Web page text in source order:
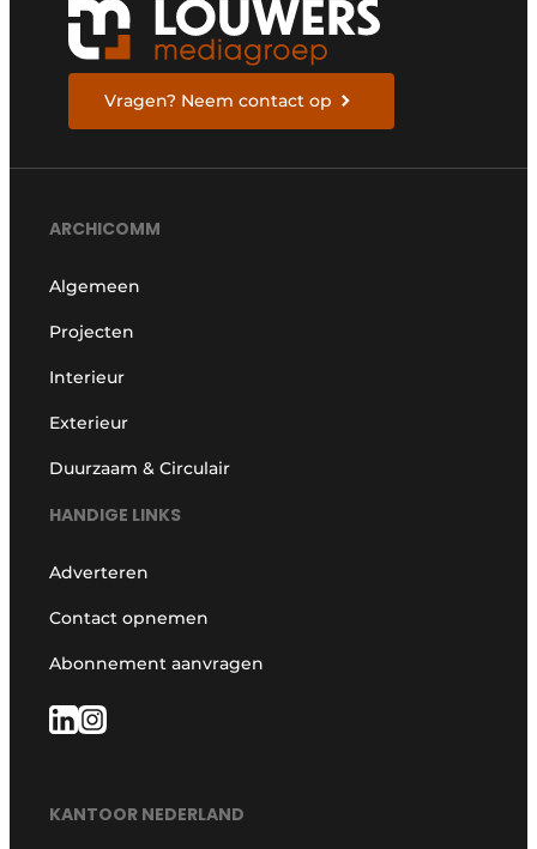
Vragen? Neem contact op
ARCHICOMM
Algemeen
Projecten
Interieur
Exterieur
Duurzaam & Circulair
HANDIGE LINKS
Adverteren
Contact opnemen
Abonnement aanvragen
KANTOOR NEDERLAND